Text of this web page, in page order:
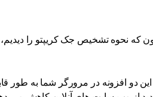
که نحوه تشخیص جک کریپتو را